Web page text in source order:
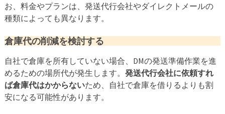
お、料金やプランは、発送代行会社やダイレクトメールの
種類によっても異なります。
倉庫代の削減を検討する
自社で倉庫を所有していない場合、DMの発送準備作業を進
めるための場所代が発生します。 発送代行会社に依頼すれ
ば倉庫代はかからないため、自社で倉庫を借りるよりも割
安になる可能性があります。